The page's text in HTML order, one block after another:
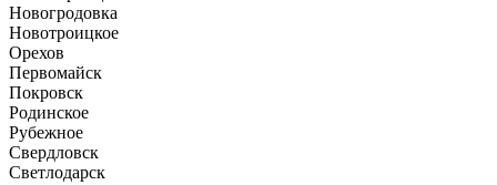
Новогродовка
Новотроицкое
Орехов
Первомайск
Покровск
Родинское
Рубежное
Свердловск
Светлодарск